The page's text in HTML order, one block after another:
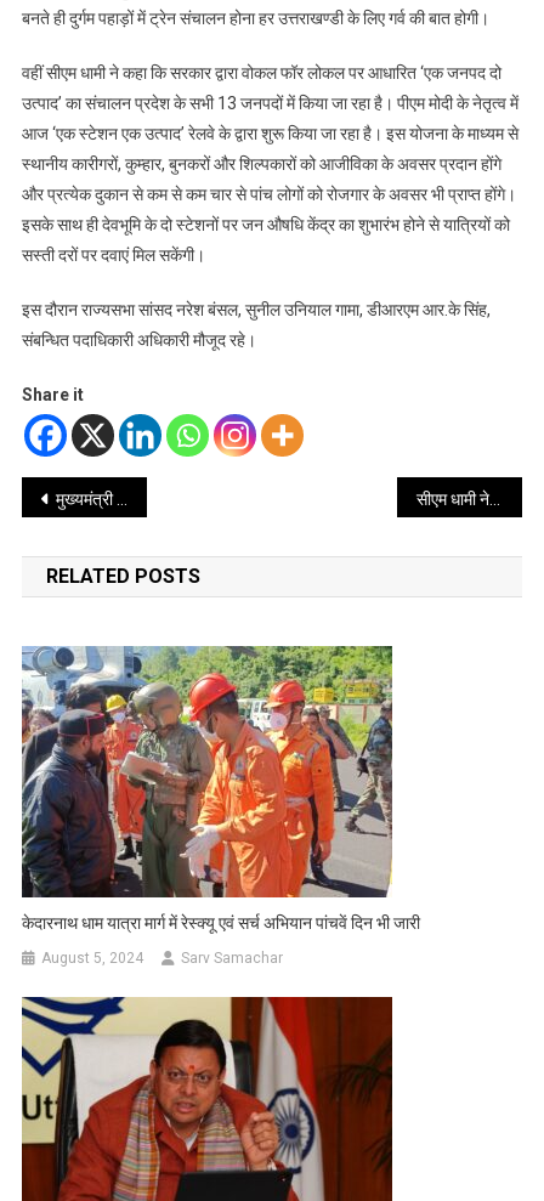
बनते ही दुर्गम पहाड़ों में ट्रेन संचालन होना हर उत्तराखण्डी के लिए गर्व की बात होगी।
वहीं सीएम धामी ने कहा कि सरकार द्वारा वोकल फॉर लोकल पर आधारित ‘एक जनपद दो
उत्पाद’ का संचालन प्रदेश के सभी 13 जनपदों में किया जा रहा है। पीएम मोदी के नेतृत्व में
आज ‘एक स्टेशन एक उत्पाद’ रेलवे के द्वारा शुरू किया जा रहा है। इस योजना के माध्यम से
स्थानीय कारीगरों, कुम्हार, बुनकरों और शिल्पकारों को आजीविका के अवसर प्रदान होंगे
और प्रत्येक दुकान से कम से कम चार से पांच लोगों को रोजगार के अवसर भी प्राप्त होंगे।
इसके साथ ही देवभूमि के दो स्टेशनों पर जन औषधि केंद्र का शुभारंभ होने से यात्रियों को
सस्ती दरों पर दवाएं मिल सकेंगी।
इस दौरान राज्यसभा सांसद नरेश बंसल, सुनील उनियाल गामा, डीआरएम आर.के सिंह,
संबन्धित पदाधिकारी अधिकारी मौजूद रहे।
Share it
Post
navigation
मुख्यमंत्री धामी ने सीएम हेल्पलाइन 1905 की समीक्षा में सुनी कई शिकायतकर्ताओं की समस्याएं सीएम धामी ने आंचल ब्राण्ड के तहत आंचल शहद एवं आंचल इनामी योजना का किया शुभारंभ
RELATED POSTS
केदारनाथ धाम यात्रा मार्ग में रेस्क्यू एवं सर्च अभियान पांचवें दिन भी जारी
August 5, 2024 Sarv Samachar